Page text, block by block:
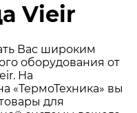
Vieir
Вас широким
оборудования от
На
«ТермоТехника» вы
для